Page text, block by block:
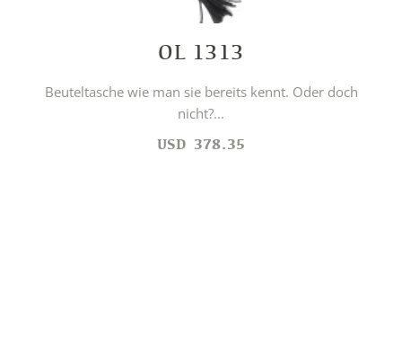
OL 1313
Beuteltasche wie man sie bereits kennt. Oder doch
nicht?...
USD 378.35